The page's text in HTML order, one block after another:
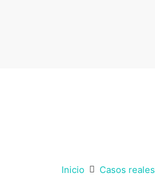
Inicio Casos reales